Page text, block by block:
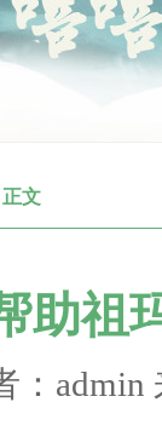
文
助祖
：admin